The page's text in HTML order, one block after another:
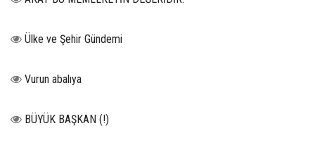
Ülke ve Şehir Gündemi
Vurun abalıya
BÜYÜK BAŞKAN (!)